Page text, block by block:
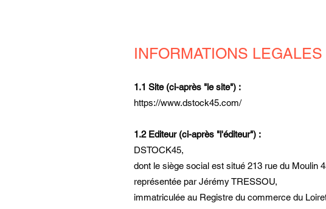
INFORMATIONS LEGALES
1.1 Site (ci-après "le site") :
https://www.dstock45.com/
1.2 Editeur (ci-après "l'éditeur") :
DSTOCK45,
dont le siège social est situé 213 rue du Moulin
représentée par Jérémy TRESSOU,
immatriculée au Registre du commerce du